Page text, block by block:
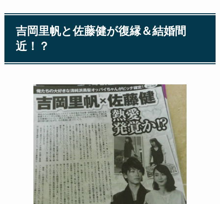
吉岡里帆と佐藤健が復縁＆結婚間
近！？